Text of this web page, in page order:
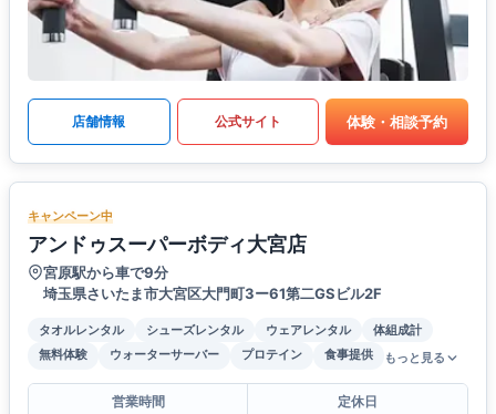
店舗情報 公式サイト 体験・相談予約
キャンペーン中
アンドゥスーパーボディ大宮店
宮原駅から車で9分
埼玉県さいたま市大宮区大門町3ー61第二GSビル2F
タオルレンタル シューズレンタル ウェアレンタル
体組成計
無料体験
ウォーターサーバー プロテイン 食事提供 もっと見る
営業時間
定休日